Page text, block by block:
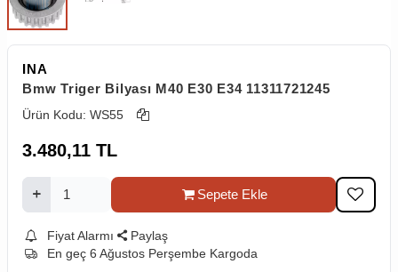
INA
Bmw Triger Bilyası M40 E30 E34 11311721245
Ürün Kodu: WS55
3.480,11 TL
Sepete Ekle
Fiyat Alarmı
Paylaş
En geç 6 Ağustos Perşembe Kargoda